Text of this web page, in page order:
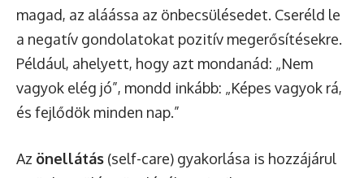
magad, az aláássa az önbecsülésedet. Cseréld le
a negatív gondolatokat pozitív megerősítésekre.
Például, ahelyett, hogy azt mondanád: „Nem
vagyok elég jó”, mondd inkább: „Képes vagyok rá,
és fejlődök minden nap.”
Az önellátás (self-care) gyakorlása is hozzájárul